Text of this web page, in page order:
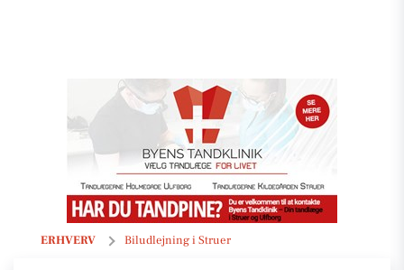
ERHVERV Biludlejning i Struer
HN Udlejning V/Henrik S. Nielsen